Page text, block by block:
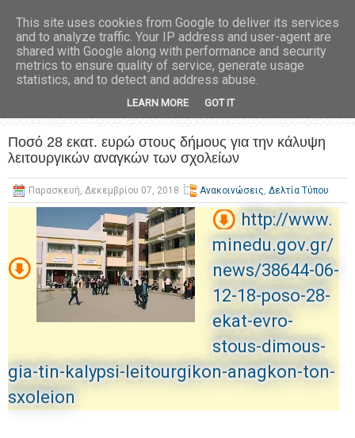
Ποσό 28 εκατ. ευρώ στους δήμους για την κάλυψη
λειτουργικών αναγκών των σχολείων
Παρασκευή, Δεκεμβρίου 07, 2018 Ανακοινώσεις, Δελτία Τύπου
http://www.
minedu.gov.gr/
news/38644-06-
12-18-poso-28-
ekat-evro-
stous-dimous-
gia-tin-kalypsi-leitourgikon-anagkon-ton-
sxoleion
This site uses cookies from Google to deliver its services
and to analyze traffic. Your IP address and user-agent are
shared with Google along with performance and security
metrics to ensure quality of service, generate usage
statistics, and to detect and address abuse.
LEARN MORE GOT IT